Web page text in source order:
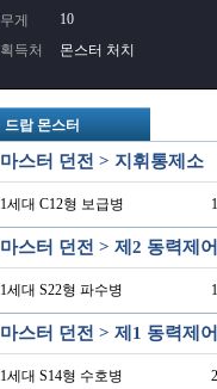
무게
10
획득처
몬스터 처치
드랍 몬스터
마스터 던전 > 지휘통제소
1세대 C12형 보급병
마스터 던전 > 제2 동력제
1세대 S22형 파수병
마스터 던전 > 제1 동력제
1세대 S14형 수호병